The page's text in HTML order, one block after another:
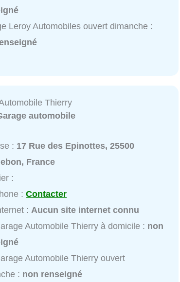
Leroy Automobiles ouvert dimanche :
Thierry
automobile
: 17 Rue des Epinottes, 25500
France
:
:Contacter
:Aucun site internet connu
Automobile Thierry à domicile : non
Automobile Thierry ouvert
: non renseigné